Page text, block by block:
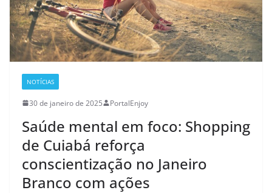
NOTÍCIAS
30 de janeiro de 2025 PortalEnjoy
Saúde mental em foco: Shopping
de Cuiabá reforça
conscientização no Janeiro
Branco com ações